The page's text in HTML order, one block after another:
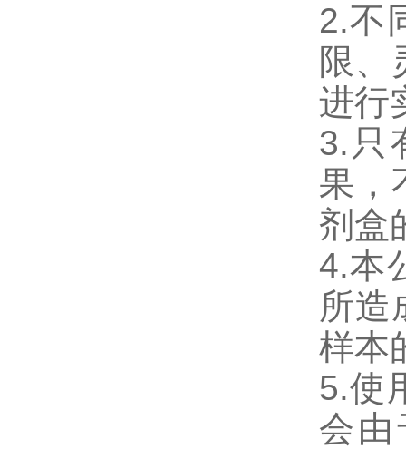
2.不
限、
进行
3.只
果，
剂盒
4.本
所造
样本
5.使
会由